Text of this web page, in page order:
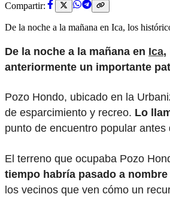
Compartir:
De la noche a la mañana en Ica, los
De la noche a la mañana en Ica,
anteriormente un importante
Pozo Hondo, ubicado en la
de esparcimiento y recreo. Lo
punto de encuentro popular
El terreno que ocupaba Pozo
tiempo habría pasado a
los vecinos que ven cómo un